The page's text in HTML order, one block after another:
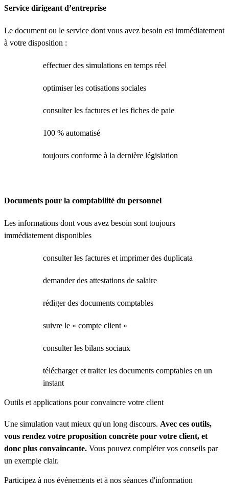
Service dirigeant d’entreprise
Le document ou le service dont vous avez besoin est immédiatement
à votre disposition :
effectuer des simulations en temps réel
optimiser les cotisations sociales
consulter les factures et les fiches de paie
100 % automatisé
toujours conforme à la dernière législation
Documents pour la comptabilité du personnel
Les informations dont vous avez besoin sont toujours
immédiatement disponibles
consulter les factures et imprimer des duplicata
demander des attestations de salaire
rédiger des documents comptables
suivre le « compte client »
consulter les bilans sociaux
télécharger et traiter les documents comptables en un
instant
Outils et applications pour convaincre votre client
Une simulation vaut mieux qu'un long discours. Avec ces outils,
vous rendez votre proposition concrète pour votre client, et
donc plus convaincante. Vous pouvez compléter vos conseils par
un exemple clair.
Participez à nos événements et à nos séances d'information